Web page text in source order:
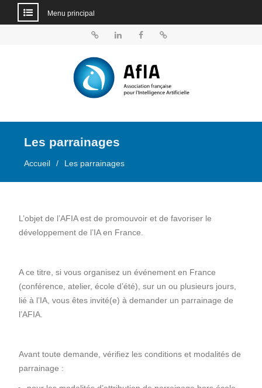
Menu principal
Les parrainages
Accueil Les parrainages
L’objet de l’AFIA est de promouvoir et de favoriser le
développement de l’IA en France.
A ce titre, si vous organisez un événement en France
(conférence, atelier, école d’été), sur un ou plusieurs jours,
lié à l’IA, vous êtes invité(e) à demander un parrainage de
l’AFIA.
Avant toute demande, vérifiez les conditions et modalités de
parrainage :